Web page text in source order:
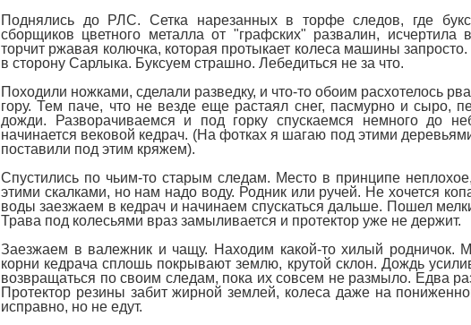
Поднялись до РЛС. Сетка нарезанных в торфе следов, где
сборщиков цветного металла от "графских" развалин, исчертила
торчит ржавая колючка, которая протыкает колеса машины
в сторону Сарлыка. Буксуем страшно. Лебедиться не за что.
Походили ножками, сделали разведку, и что-то обоим расхотелось
гору. Тем паче, что не везде еще растаял снег, пасмурно и сыро,
дожди. Разворачиваемся и под горку спускаемся немного до
начинается вековой кедрач. (На фотках я шагаю под этими
поставили под этим кряжем).
Спустились по чьим-то старым следам. Место в принципе
этими скалками, но нам надо воду. Родник или ручей. Не хочется
воды заезжаем в кедрач и начинаем спускаться дальше. Пошел
Трава под колесьями враз замыливается и протектор уже не держит.
Заезжаем в валежник и чащу. Находим какой-то хилый родничок.
корни кедрача сплошь покрывают землю, крутой склон. Дождь
возвращаться по своим следам, пока их совсем не размыло. Едва
Протектор резины забит жирной землей, колеса даже на
исправно, но не едут.